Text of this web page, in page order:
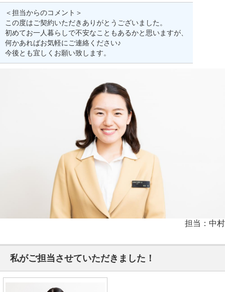
＜担当からのコメント＞
この度はご契約いただきありがとうございました。
初めてお一人暮らしで不安なこともあるかと思いますが、
何かあればお気軽にご連絡ください♪
今後とも宜しくお願い致します。
担当：中村
私がご担当させていただきました！